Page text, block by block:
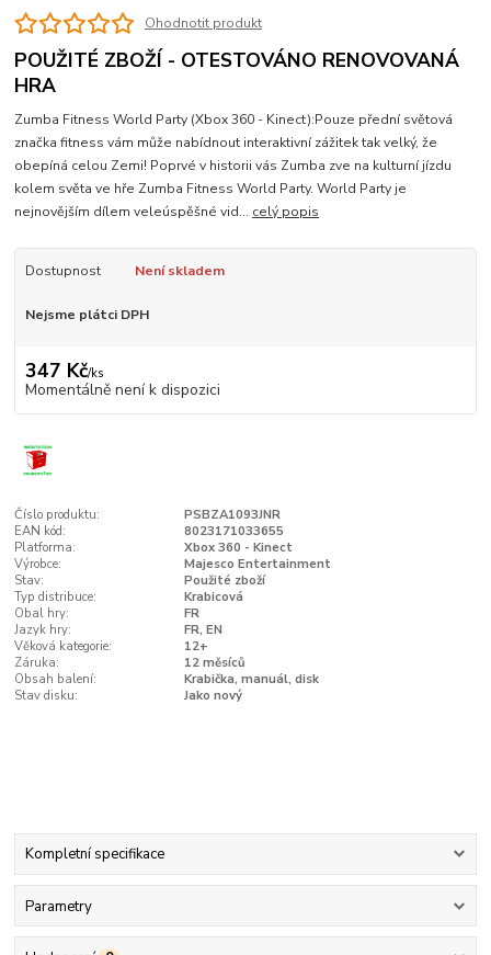
Ohodnotit produkt
POUŽITÉ ZBOŽÍ - OTESTOVÁNO RENOVOVANÁ
HRA
Zumba Fitness World Party (Xbox 360 - Kinect):Pouze přední světová
značka fitness vám může nabídnout interaktivní zážitek tak velký, že
obepíná celou Zemi! Poprvé v historii vás Zumba zve na kulturní jízdu
kolem světa ve hře Zumba Fitness World Party. World Party je
nejnovějším dílem veleúspěšné vid... celý popis
Dostupnost Není skladem
Nejsme plátci DPH
347 Kč/ks
Momentálně není k dispozici
Číslo produktu:
PSBZA1093JNR
EAN kód:
8023171033655
Platforma:
Xbox 360 - Kinect
Výrobce:
Majesco Entertainment
Stav:
Použité zboží
Typ distribuce:
Krabicová
Obal hry:
FR
Jazyk hry:
FR, EN
Věková kategorie:
12+
Záruka:
12 měsíců
Obsah balení:
Krabička, manuál, disk
Stav disku:
Jako nový
Kompletní specifikace
Parametry